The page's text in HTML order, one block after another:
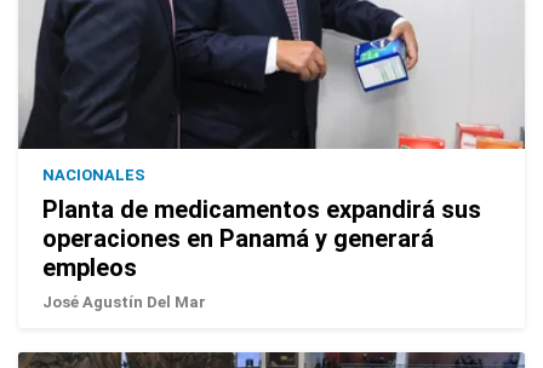
NACIONALES
Planta de medicamentos expandirá sus
operaciones en Panamá y generará
empleos
José Agustín Del Mar